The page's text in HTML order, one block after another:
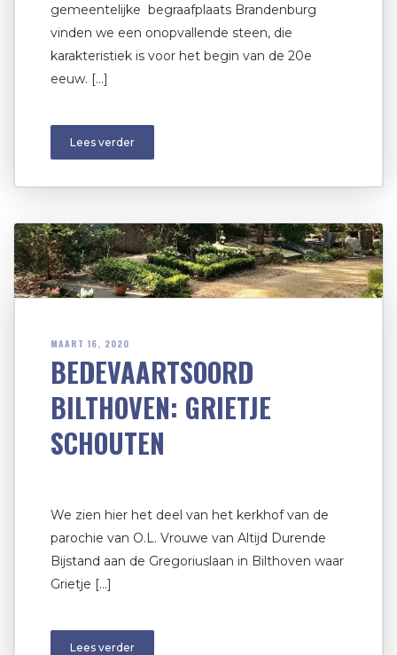
gemeentelijke begraafplaats Brandenburg
vinden we een onopvallende steen, die
karakteristiek is voor het begin van de 20e
eeuw. […]
Lees verder
MAART 16, 2020
BEDEVAARTSOORD
BILTHOVEN: GRIETJE
SCHOUTEN
We zien hier het deel van het kerkhof van de
parochie van O.L. Vrouwe van Altijd Durende
Bijstand aan de Gregoriuslaan in Bilthoven waar
Grietje […]
Lees verder